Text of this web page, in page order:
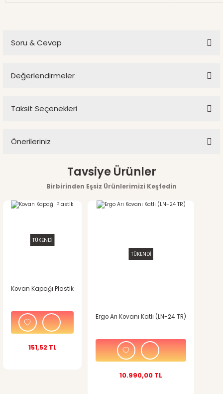
Soru & Cevap
Değerlendirmeler
Taksit Seçenekleri
Önerileriniz
Bu ürünün fiyat bilgisi, resim, ürün açıklamalarında ve diğer
konularda yetersiz gördüğünüz noktaları öneri formunu
Ürün resmi kalitesiz, bozuk veya görüntülenemiyor.
Bu ürüne benzer farklı alternatifler olmalı.
Tavsiye Ürünler
Birbirinden Eşsiz Ürünlerimizi Keşfedin
TÜKENDİ
Kovan Kapağı Plastik
151,52 TL
TÜKENDİ
Ergo Arı Kovanı Katlı (LN-24 TR)
10.990,00 TL